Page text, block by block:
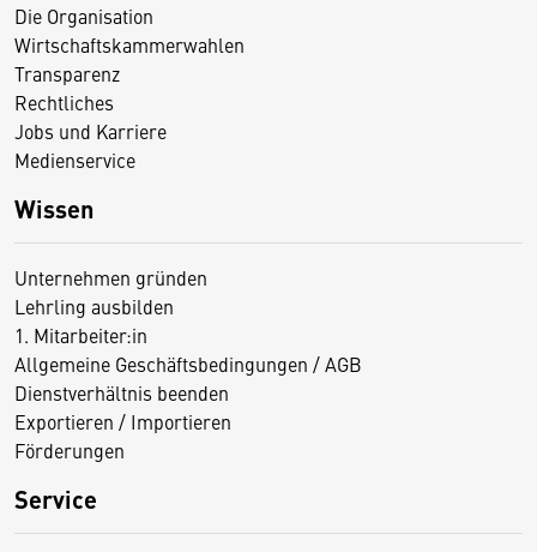
Die Organisation
Wirtschaftskammerwahlen
Transparenz
Rechtliches
Jobs und Karriere
Medienservice
Wissen
Unternehmen gründen
Lehrling ausbilden
1. Mitarbeiter:in
Allgemeine Geschäftsbedingungen / AGB
Dienstverhältnis beenden
Exportieren / Importieren
Förderungen
Service